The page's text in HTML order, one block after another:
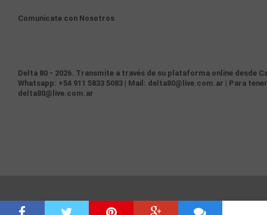
Comunicate con Nosotros
Delta 80 - 2026. Transmite a través de su plataforma online desde
Whatsapp: +54 911 5833 5083 | Mail: delta80@live.com.ar | Para
delta80@live.com.ar